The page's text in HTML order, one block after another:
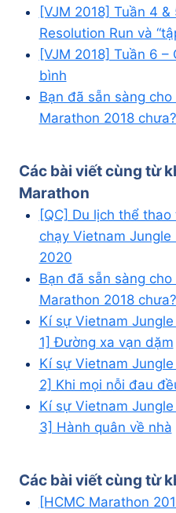
[VJM 2018] Tuần 4 &
Resolution Run và
[VJM 2018] Tuần 6
bình
Bạn đã sẵn sàng
Marathon 2018 chưa?
Các bài viết cùng từ
Marathon
[QC] Du lịch thể
chạy Vietnam
2020
Bạn đã sẵn sàng
Marathon 2018 chưa?
Kí sự Vietnam
1] Đường xa vạn dặm
Kí sự Vietnam
2] Khi mọi nỗi đau
Kí sự Vietnam
3] Hành quân về nhà
Các bài viết cùng từ
[HCMC Marathon